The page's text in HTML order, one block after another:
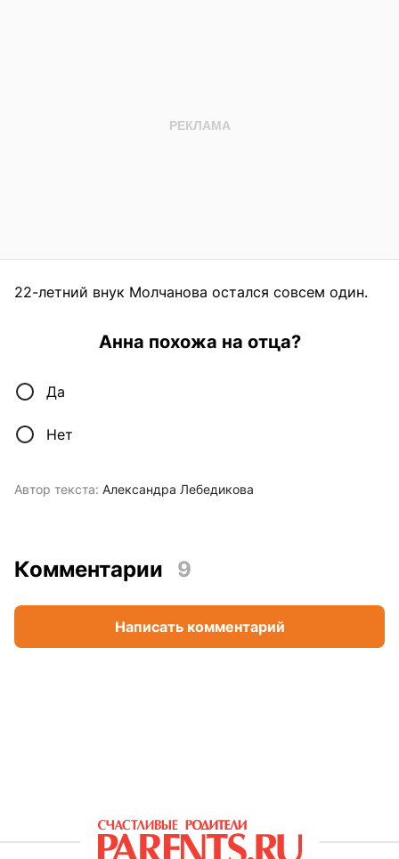
22-летний внук Молчанова остался совсем один.
Анна похожа на отца?
Да
Нет
Автор текста: Александра Лебедикова
Комментарии 9
Написать комментарий